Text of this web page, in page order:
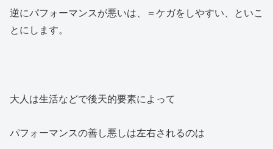
逆にパフォーマンスが悪いは、＝ケガをしやすい、といこ
とにします。
大人は生活などで後天的要素によって
パフォーマンスの善し悪しは左右されるのは